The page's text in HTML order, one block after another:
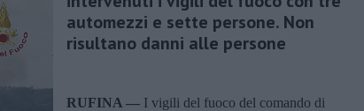
automezzi e sette persone. Non
risultano danni alle persone
RUFINA — I vigili del fuoco del comando di